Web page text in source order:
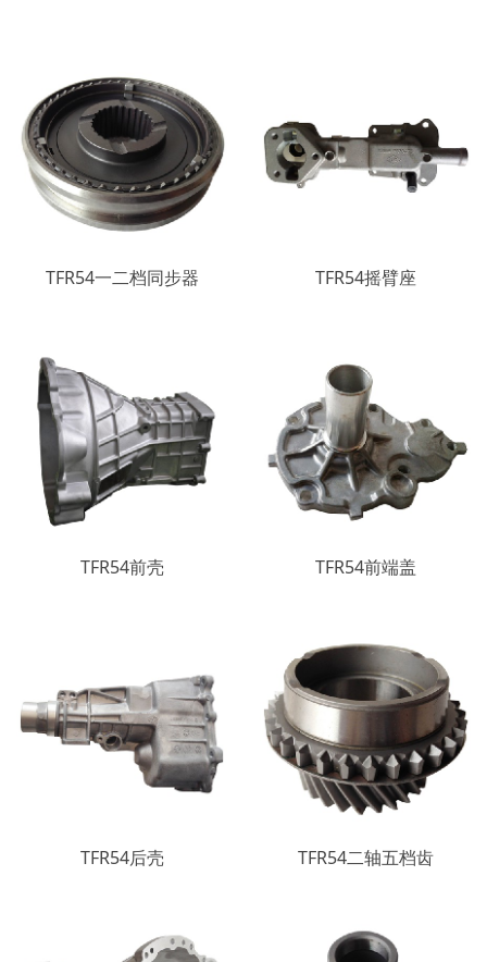
TFR54一二档同步器 TFR54摇臂座
TFR54前壳 TFR54前端盖
TFR54后壳 TFR54二轴五档齿